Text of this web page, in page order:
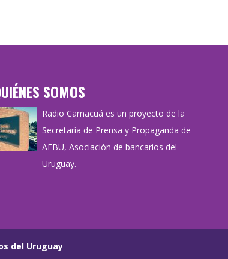
SOMOS
Radio Camacuá es un proyecto de la
Secretaría de Prensa y Propaganda de
AEBU, Asociación de bancarios del
Uruguay.
del Uruguay